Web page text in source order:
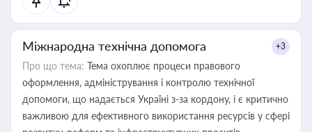
Міжнародна технічна допомога +3
Про що тема: Тема охоплює процеси правового
оформлення, адміністрування і контролю технічної
допомоги, що надається Україні з-за кордону, і є критично
важливою для ефективного використання ресурсів у сфері